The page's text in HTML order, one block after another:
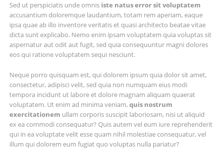
Sed ut perspiciatis unde omnis iste natus error sit voluptatem
accusantium doloremque laudantium, totam rem aperiam, eaque
ipsa quae ab illo inventore veritatis et quasi architecto beatae vitae
dicta sunt explicabo. Nemo enim ipsam voluptatem quia voluptas sit
aspernatur aut odit aut fugit, sed quia consequuntur magni dolores
eos qui ratione voluptatem sequi nesciunt.
Neque porro quisquam est, qui dolorem ipsum quia dolor sit amet,
consectetur, adipisci velit, sed quia non numquam eius modi
tempora incidunt ut labore et dolore magnam aliquam quaerat
voluptatem. Ut enim ad minima veniam, quis nostrum
exercitationem ullam corporis suscipit laboriosam, nisi ut aliquid
ex ea commodi consequatur? Quis autem vel eum iure reprehenderit
qui in ea voluptate velit esse quam nihil molestiae consequatur, vel
illum qui dolorem eum fugiat quo voluptas nulla pariatur?